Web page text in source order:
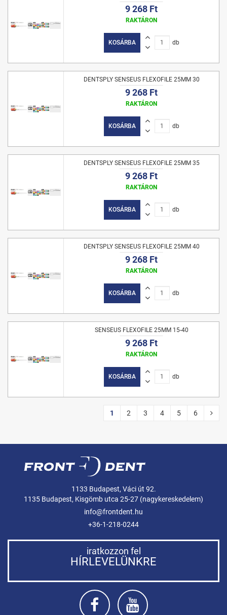
9 268 Ft
RAKTÁRON
KOSÁRBA db
DENTSPLY SENSEUS FLEXOFILE 25MM 30
9 268 Ft
RAKTÁRON
KOSÁRBA db
DENTSPLY SENSEUS FLEXOFILE 25MM 35
9 268 Ft
RAKTÁRON
KOSÁRBA db
DENTSPLY SENSEUS FLEXOFILE 25MM 40
9 268 Ft
RAKTÁRON
KOSÁRBA db
SENSEUS FLEXOFILE 25MM 15-40
9 268 Ft
RAKTÁRON
KOSÁRBA db
1 2 3 4 5 6
1133 Budapest, Váci út 92.
1135 Budapest, Kisgömb utca 25-27 (nagykereskedelem)
info@frontdent.hu
+36-1-218-0244
iratkozzon fel
HÍRLEVELÜNKRE